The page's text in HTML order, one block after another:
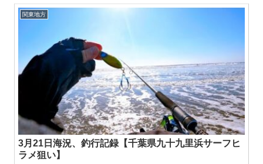
関東地方
3月21日海況、釣行記録【千葉県九十九里浜サーフヒ
ラメ狙い】